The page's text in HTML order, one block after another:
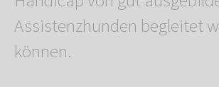
Assistenzhunden begleitet
können.